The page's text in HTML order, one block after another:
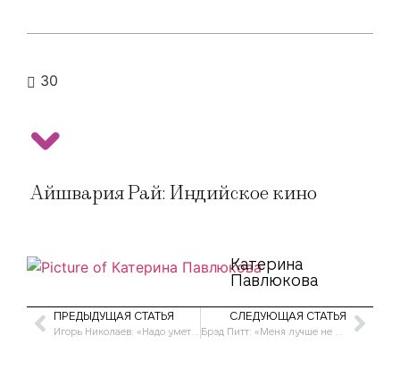
30
Айшвария Рай: Индийское кино
Катерина
Павлюкова
ПРЕДЫДУЩАЯ СТАТЬЯ
Игорь Николаев: «Надо уметь забывать своих бывших»
СЛЕДУЮЩАЯ СТАТЬЯ
Брэд Питт: «Меня лучше не злить»